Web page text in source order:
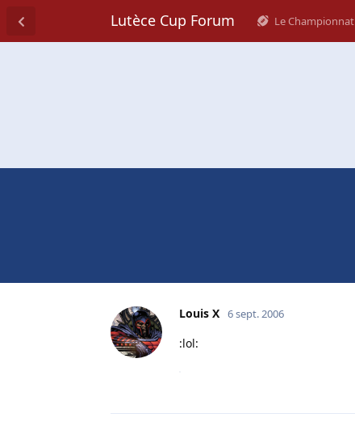
Lutèce Cup Forum Le Championnat
Louis X 6 sept. 2006
:lol: